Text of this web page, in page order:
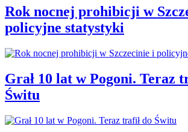
Rok nocnej prohibicji w
policyjne statystyki
Grał 10 lat w Pogoni. Teraz
Świtu